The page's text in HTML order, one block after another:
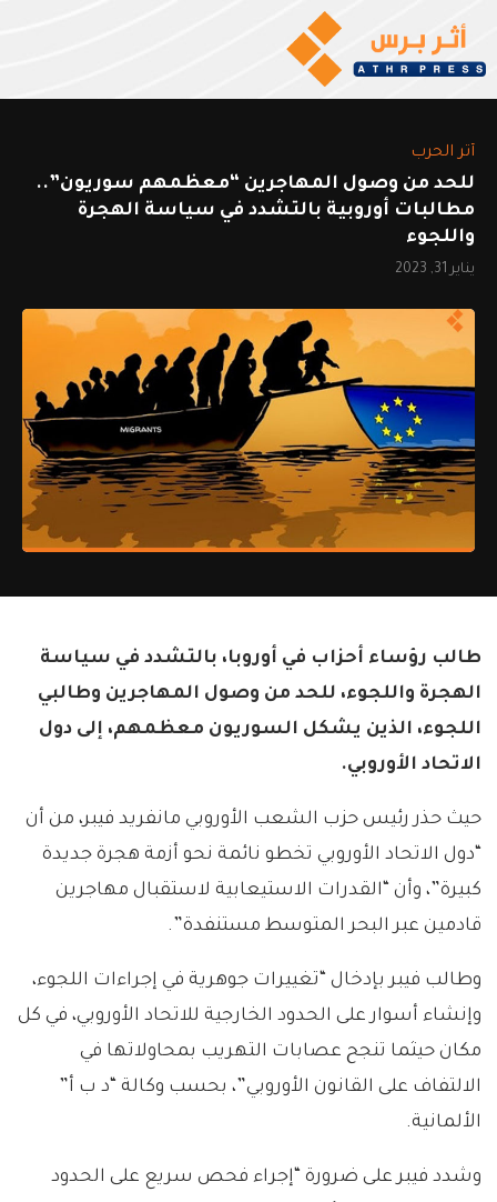
أثر الحرب
للحد من وصول المهاجرين “معظمهم سوريون”..
مطالبات أوروبية بالتشدد في سياسة الهجرة
واللجوء
يناير 31, 2023
طالب رؤساء أحزاب في أوروبا، بالتشدد في سياسة
الهجرة واللجوء، للحد من وصول المهاجرين وطالبي
اللجوء، الذين يشكل السوريون معظمهم، إلى دول
الاتحاد الأوروبي.
حيث حذر رئيس حزب الشعب الأوروبي مانفريد فيبر، من أن
“دول الاتحاد الأوروبي تخطو نائمة نحو أزمة هجرة جديدة
كبيرة”، وأن “القدرات الاستيعابية لاستقبال مهاجرين
قادمين عبر البحر المتوسط مستنفدة”.
وطالب فيبر بإدخال “تغييرات جوهرية في إجراءات اللجوء،
وإنشاء أسوار على الحدود الخارجية للاتحاد الأوروبي، في كل
مكان حيثما تنجح عصابات التهريب بمحاولاتها في
الالتفاف على القانون الأوروبي”، بحسب وكالة “د ب أ”
الألمانية.
وشدد فيبر على ضرورة “إجراء فحص سريع على الحدود